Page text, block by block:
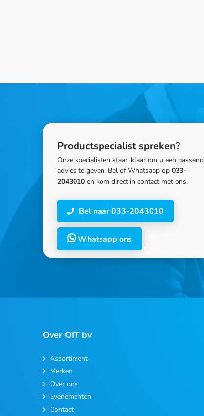
Productspecialist spreken?
Onze specialisten staan klaar om u een passend
advies te geven. Bel of Whatsapp op 033-
2043010 en kom direct in contact met ons.
Bel naar 033-2043010
Whatsapp ons
Over OIT bv
Assortiment
Merken
Over ons
Evenementen
Contact